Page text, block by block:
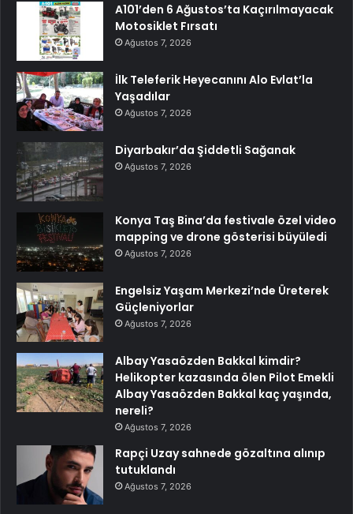
A101’den 6 Ağustos’ta Kaçırılmayacak
Motosiklet Fırsatı
Ağustos 7, 2026
İlk Teleferik Heyecanını Alo Evlat’la
Yaşadılar
Ağustos 7, 2026
Diyarbakır’da Şiddetli Sağanak
Ağustos 7, 2026
Konya Taş Bina’da festivale özel video
mapping ve drone gösterisi büyüledi
Ağustos 7, 2026
Engelsiz Yaşam Merkezi’nde Üreterek
Güçleniyorlar
Ağustos 7, 2026
Albay Yasaözden Bakkal kimdir?
Helikopter kazasında ölen Pilot Emekli
Albay Yasaözden Bakkal kaç yaşında,
nereli?
Ağustos 7, 2026
Rapçi Uzay sahnede gözaltına alınıp
tutuklandı
Ağustos 7, 2026